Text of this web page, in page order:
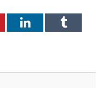
LinkedInTumblr